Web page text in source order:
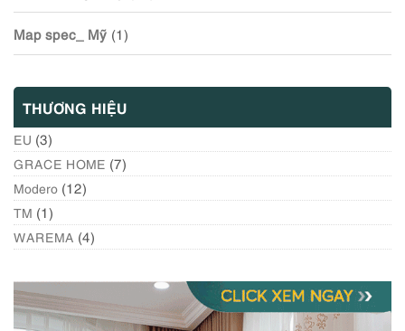
Map spec_ Mỹ (1)
THƯƠNG HIỆU
EU (3)
GRACE HOME (7)
Modero (12)
TM (1)
WAREMA (4)